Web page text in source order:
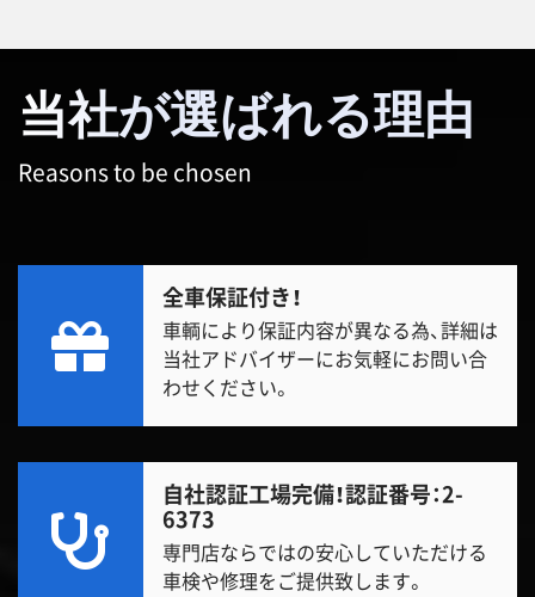
当社が選ばれる理由
Reasons to be chosen
全車保証付き！
車輌により保証内容が異なる為、詳細は
当社アドバイザーにお気軽にお問い合
わせください。
自社認証工場完備！認証番号：2-
6373
専門店ならではの安心していただける
車検や修理をご提供致します。